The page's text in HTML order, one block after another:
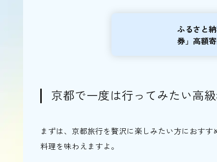
ふるさと
券」高額
京都で一度は行ってみたい高
まずは、京都旅行を贅沢に楽しみたい方におす
料理を味わえますよ。